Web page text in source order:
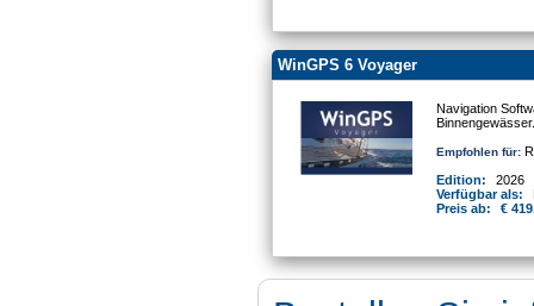
WinGPS 6 Voyager
Navigation
Binnengewässer.
Empfohlen für:
Edition:
2026
Verfügbar als:
Preis ab:
€